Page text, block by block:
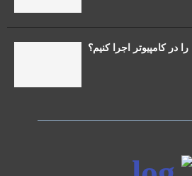
در کامپیوتر اجرا کنیم؟